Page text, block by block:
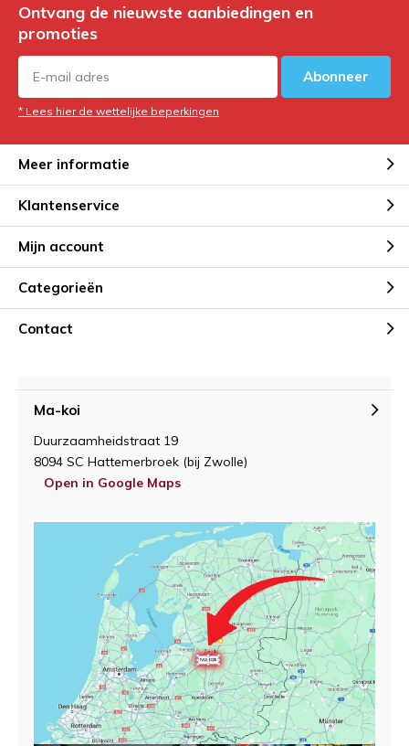
Ontvang de nieuwste aanbiedingen en
promoties
Abonneer
* Lees hier de wettelijke beperkingen
Meer informatie
Klantenservice
Mijn account
Categorieën
Contact
Ma-koi
Duurzaamheidstraat 19
8094 SC Hattemerbroek (bij Zwolle)
Open in Google Maps